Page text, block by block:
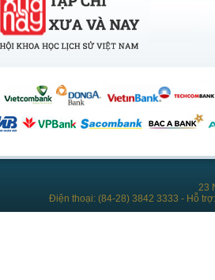
23
Điện thoại: (84-28) 3842 3333 - Hỗ